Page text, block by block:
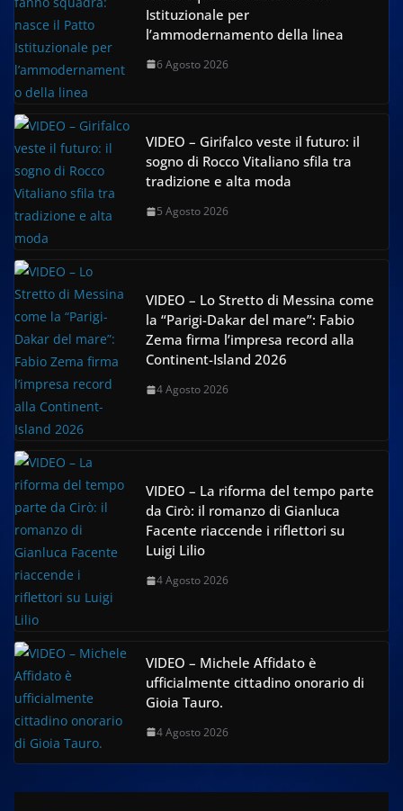
Istituzionale per
l’ammodernamento della linea
6 Agosto 2026
VIDEO – Girifalco veste il futuro: il
sogno di Rocco Vitaliano sfila tra
tradizione e alta moda
5 Agosto 2026
VIDEO – Lo Stretto di Messina come
la “Parigi-Dakar del mare”: Fabio
Zema firma l’impresa record alla
Continent-Island 2026
4 Agosto 2026
VIDEO – La riforma del tempo parte
da Cirò: il romanzo di Gianluca
Facente riaccende i riflettori su
Luigi Lilio
4 Agosto 2026
VIDEO – Michele Affidato è
ufficialmente cittadino onorario di
Gioia Tauro.
4 Agosto 2026